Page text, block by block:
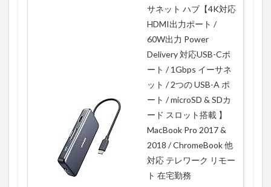
サネット ハブ【4K対応
HDMI出力ポート /
60W出力 Power
Delivery 対応USB-Cポ
ート / 1Gbps イーサネ
ット / 2つの USB-A ポ
ート / microSD & SDカ
ード スロット搭載 】
MacBook Pro 2017 &
2018 / ChromeBook 他
対応 テレワーク リモー
ト 在宅勤務